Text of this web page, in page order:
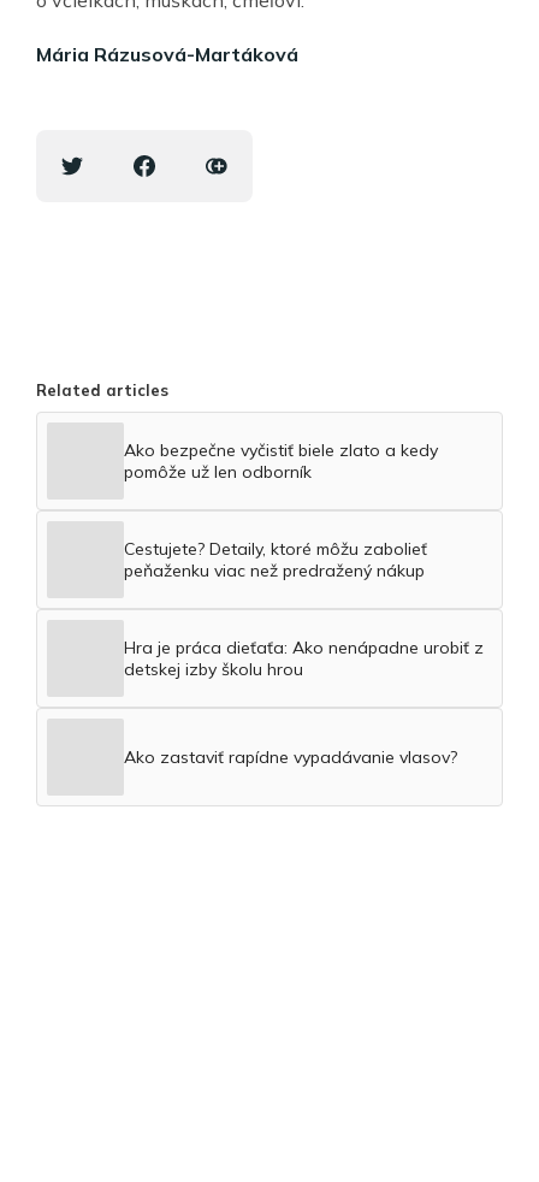
Mária Rázusová-Martáková
Related articles
Ako bezpečne vyčistiť biele zlato a kedy
pomôže už len odborník
Cestujete? Detaily, ktoré môžu zabolieť
peňaženku viac než predražený nákup
Hra je práca dieťaťa: Ako nenápadne urobiť z
detskej izby školu hrou
Ako zastaviť rapídne vypadávanie vlasov?